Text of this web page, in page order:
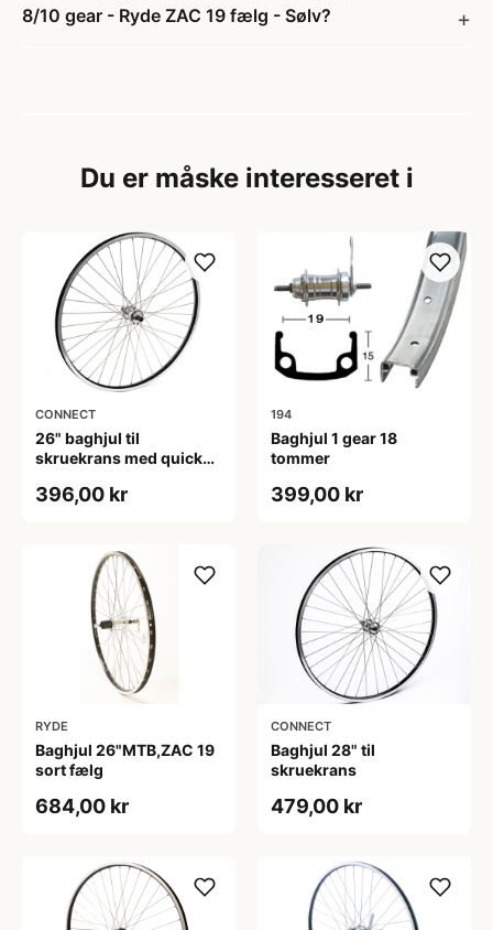
8/10 gear - Ryde ZAC 19 fælg - Sølv?
Du er måske interesseret i
CONNECT
26" baghjul til
skruekrans med quick
396,00 kr
194
Baghjul 1 gear 18
tommer
399,00 kr
RYDE
Baghjul 26"MTB,ZAC 19
sort fælg
684,00 kr
CONNECT
Baghjul 28" til
skruekrans
479,00 kr